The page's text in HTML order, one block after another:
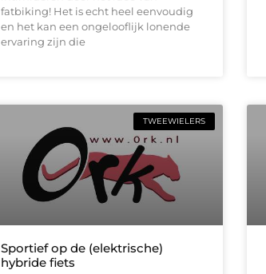
fatbiking! Het is echt heel eenvoudig
en het kan een ongelooflijk lonende
ervaring zijn die
TWEEWIELERS
Sportief op de (elektrische)
hybride fiets